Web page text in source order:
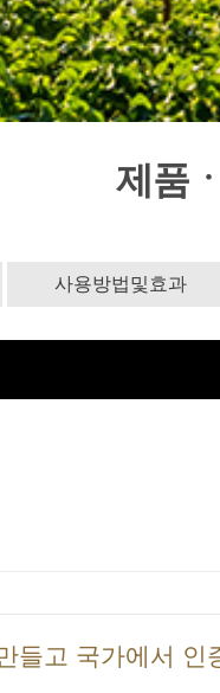
제품
사용방법및효과
고 국가에서 인